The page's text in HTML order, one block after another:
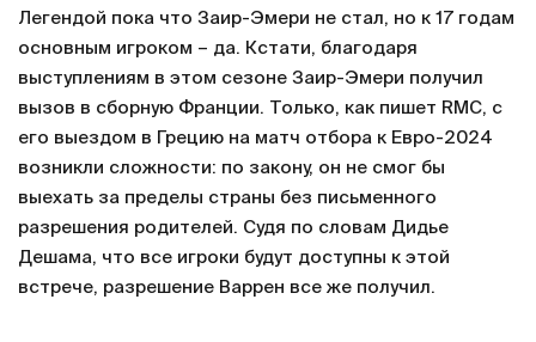
Легендой пока что Заир-Эмери не стал, но к 17 годам
основным игроком – да. Кстати, благодаря
выступлениям в этом сезоне Заир-Эмери получил
вызов в сборную Франции. Только, как пишет RMC, с
его выездом в Грецию на матч отбора к Евро-2024
возникли сложности: по закону, он не смог бы
выехать за пределы страны без письменного
разрешения родителей. Судя по словам Дидье
Дешама, что все игроки будут доступны к этой
встрече, разрешение Варрен все же получил.